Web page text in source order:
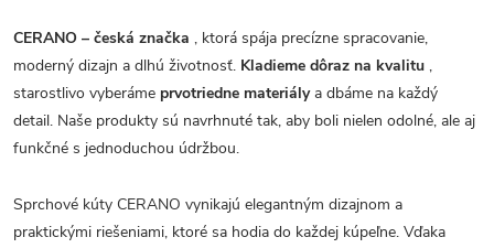
CERANO – česká značka , ktorá spája precízne spracovanie,
moderný dizajn a dlhú životnosť. Kladieme dôraz na kvalitu ,
starostlivo vyberáme prvotriedne materiálya dbáme na každý
detail. Naše produkty sú navrhnuté tak, aby boli nielen odolné, ale aj
funkčné s jednoduchou údržbou.
Sprchové kúty CERANO vynikajú elegantným dizajnom a
praktickými riešeniami, ktoré sa hodia do každej kúpeľne. Vďaka